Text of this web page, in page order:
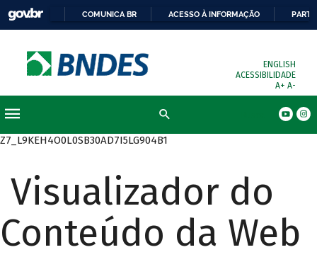
COMUNICA BR ACESSO À INFORMAÇÃO
ENGLISH
ACESSIBILIDADE
A+ A-
Z7_L9KEH4O0L0SB30AD7I5LG904B1
Visualizador do
Conteúdo da Web